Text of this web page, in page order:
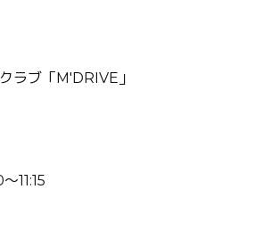
ラブ「M'DRIVE」
11:15